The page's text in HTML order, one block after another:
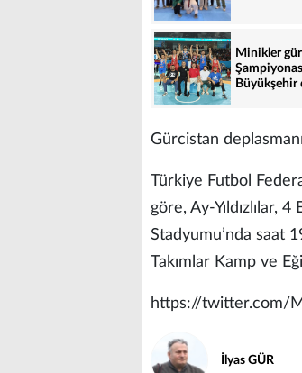
Minikler
Büyükşehir
Gürcistan
Türkiye Futbol
göre, Ay-Yıldızlılar,
Stadyumu’nda saat
Takımlar Kamp ve
https://twitter.com/
İlyas GÜR